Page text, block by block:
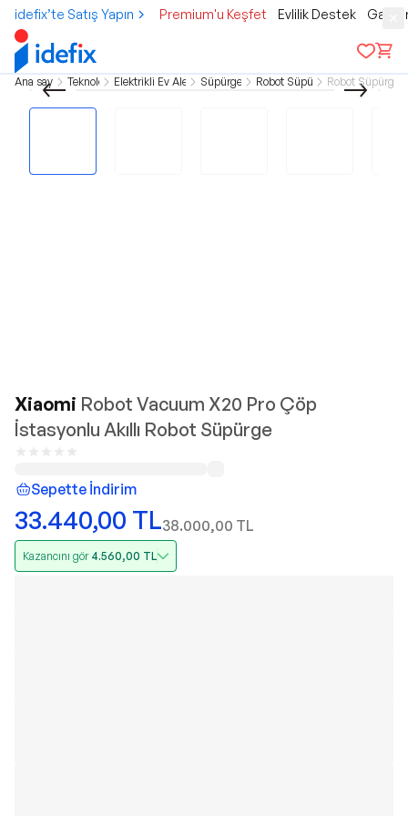
idefix’te Satış Yapın Premium'u Keşfet Evlilik Destek
Ana sayfa Teknoloji Elektrikli Ev AletleriSüpürgeler Robot SüpürgeRobot
Xiaomi Robot Vacuum X20 Pro Çöp
İstasyonlu Akıllı Robot Süpürge
Sepette İndirim
33.440,00 TL38.000,00 TL
Kazancını gör 4.560,00 TL